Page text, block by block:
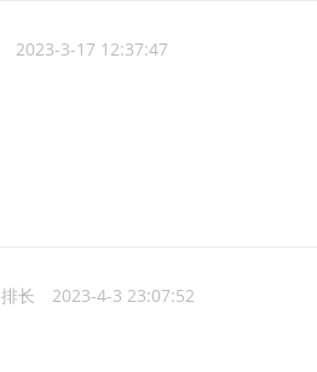
2023-3-17 12:37:47
排长 2023-4-3 23:07:52